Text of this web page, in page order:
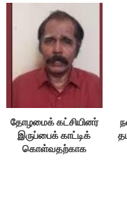
தோழமைக் கட்சியினர்
இருப்பைக் காட்டிக்
கொள்வதற்காக